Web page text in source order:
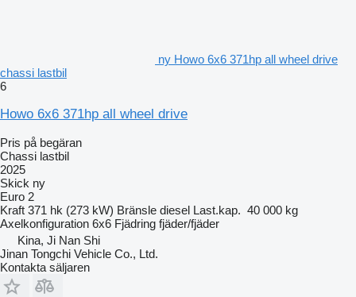
ny Howo 6x6 371hp all wheel drive
chassi lastbil
6
Howo 6x6 371hp all wheel drive
Pris på begäran
Chassi lastbil
2025
Skick ny
Euro 2
Kraft 371 hk (273 kW) Bränsle diesel Last.kap. 40 000 kg
Axelkonfiguration 6x6 Fjädring fjäder/fjäder
Kina, Ji Nan Shi
Jinan Tongchi Vehicle Co., Ltd.
Kontakta säljaren